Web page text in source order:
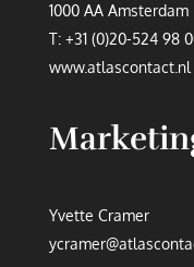
1000 AA Amsterdam
T: +31 (0)20-524 98
www.atlascontact.nl
Yvette Cramer